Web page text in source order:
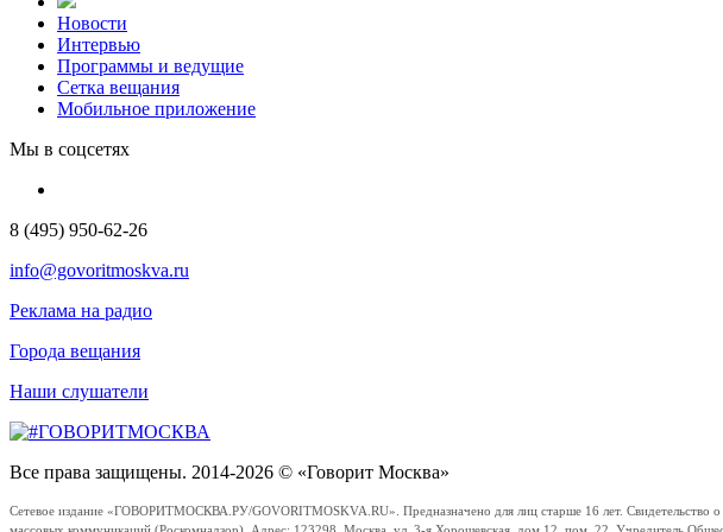
Новости
Интервью
Программы и ведущие
Сетка вещания
Мобильное приложение
Мы в соцсетях
8 (495) 950-62-26
info@govoritmoskva.ru
Реклама на радио
Города вещания
Наши слушатели
Все права защищены. 2014-2026 © «Говорит Москва»
Сетевое издание «ГОВОРИТМОСКВА.РУ/GOVORITMOSKVA.RU». Предназначено для лиц старше 16 лет.